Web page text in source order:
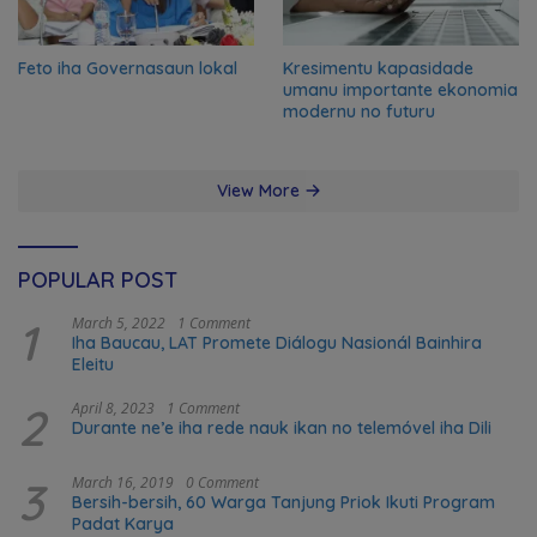
Feto iha Governasaun lokal
Kresimentu kapasidade
umanu importante ekonomia
modernu no futuru
View More
POPULAR POST
1 March 5, 2022 1 Comment
Iha Baucau, LAT Promete Diálogu Nasionál Bainhira
Eleitu
2 April 8, 2023 1 Comment
Durante ne’e iha rede nauk ikan no telemóvel iha Dili
3 March 16, 2019 0 Comment
Bersih-bersih, 60 Warga Tanjung Priok Ikuti Program
Padat Karya